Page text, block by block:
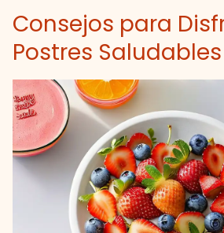
Consejos para
Postres Saludables